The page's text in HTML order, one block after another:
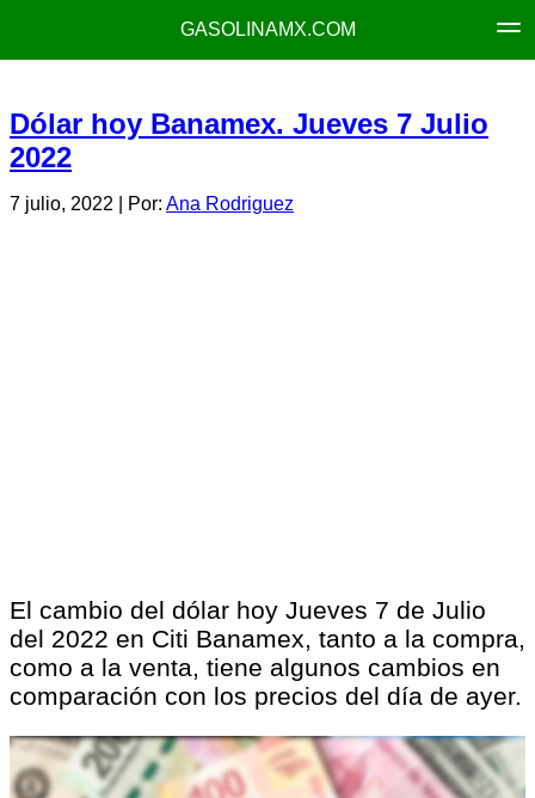
GASOLINAMX.COM
Dólar hoy Banamex. Jueves 7 Julio
2022
7 julio, 2022 | Por: Ana Rodriguez
El cambio del dólar hoy Jueves 7 de Julio
del 2022 en Citi Banamex, tanto a la compra,
como a la venta, tiene algunos cambios en
comparación con los precios del día de ayer.